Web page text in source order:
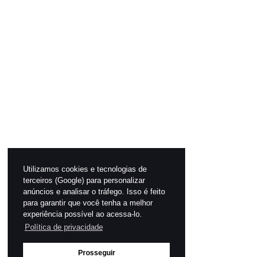
Utilizamos cookies e tecnologias de
terceiros (Google) para personalizar
anúncios e analisar o tráfego. Isso é feito
para garantir que você tenha a melhor
experiência possível ao acessa-lo.
Política de privacidade
Prosseguir